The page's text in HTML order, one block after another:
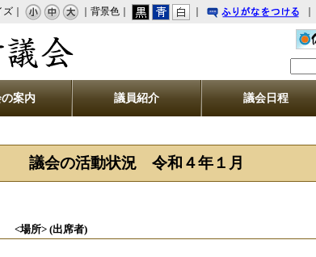
ズ｜ ｜背景色｜
｜
りがなをつける
｜
案内 議員紹介 議会日程
議会の活動状況 令和４年１月
<場所> (出席者)